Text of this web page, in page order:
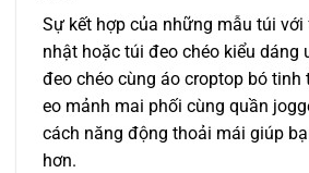
Sự kết hợp của những mẫu túi
nhật hoặc túi đeo chéo kiểu dáng
đeo chéo cùng áo croptop bó tinh
eo mảnh mai phối cùng quần
cách năng động thoải mái giúp
hơn.